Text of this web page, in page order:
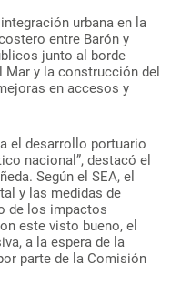
urbana en la
entre Barón y
junto al borde
y la construcción del
en accesos y
el desarrollo portuario
nacional”, destacó el
Según el SEA, el
y las medidas de
de los impactos
este visto bueno, el
a la espera de la
parte de la Comisión